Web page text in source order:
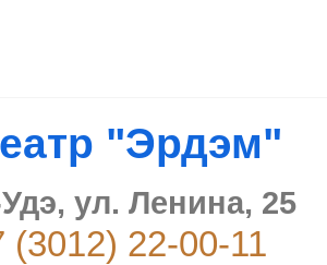
"Эрдэм"
Удэ, ул. Ленина, 25
(3012) 22-00-11